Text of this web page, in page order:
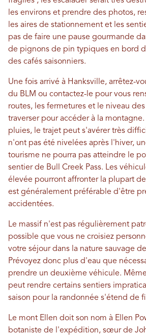
les environs et prendre des photos,
les aires de stationnement et les
pas de faire une pause gourmande
de pignons de pin typiques en bord
des cafés saisonniers.
Une fois arrivé à Hanksville, arrêtez-
du BLM ou contactez-le pour vous
routes, les fermetures et le niveau
traverser pour accéder à la
pluies, le trajet peut s'avérer très
n'ont pas été nivelées après l'hiver,
tourisme ne pourra pas atteindre le
sentier de Bull Creek Pass. Les
élevée pourront affronter la plupart
est généralement préférable d'être
accidentées.
Le massif n'est pas régulièrement
possible que vous ne croisiez
votre séjour dans la nature sauvage
Prévoyez donc plus d'eau que
prendre un deuxième véhicule.
peut rendre certains sentiers
saison pour la randonnée s'étend de
Le mont Ellen doit son nom à Ellen
botaniste de l'expédition, sœur de